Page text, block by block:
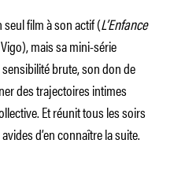
seul film à son actif (L’Enfance
mais sa mini-série
brute, son don de
des trajectoires intimes
Et réunit tous les soirs
d’en connaître la suite.